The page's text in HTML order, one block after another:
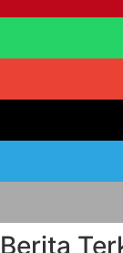
Berita